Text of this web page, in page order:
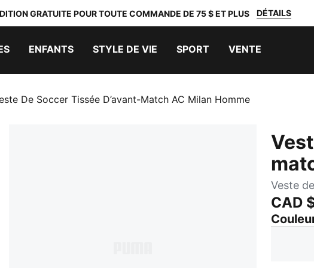
GRATUITE POUR TOUTE COMMANDE DE 75 $ ET PLUS DÉTAILS
ENFANTS STYLE DE VIE SPORT VENTE
De Soccer Tissée D’avant-Match AC Milan Homme
Veste
CAD